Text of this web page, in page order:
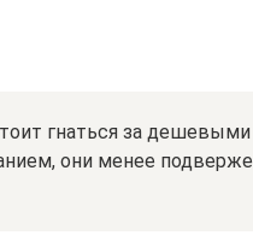
гнаться за дешевыми
они менее